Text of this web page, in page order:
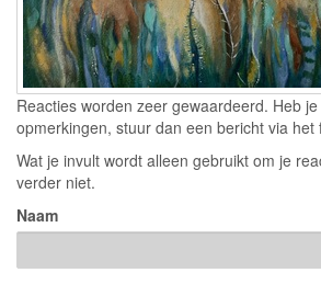
Reacties worden zeer gewaardeerd. Heb
opmerkingen, stuur dan een bericht via het
Wat je invult wordt alleen gebruikt om je
verder niet.
Naam